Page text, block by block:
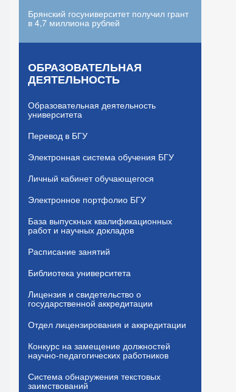
Брянский госуниверситет получил грант
в 4,7 миллиона рублей
ОБРАЗОВАТЕЛЬНАЯ
ДЕЯТЕЛЬНОСТЬ
Образовательная деятельность
университета
Перевод в БГУ
Электронная система обучения БГУ
Личный кабинет обучающегося
Электронное портфолио БГУ
База выпускных квалификационных
работ и научных докладов
Расписание занятий
Библиотека университета
Лицензия и свидетельство о
государственной аккредитации
Отдел лицензирования и аккредитации
Конкурс на замещение должностей
научно-педагогических работников
Система обнаружения текстовых
заимствований